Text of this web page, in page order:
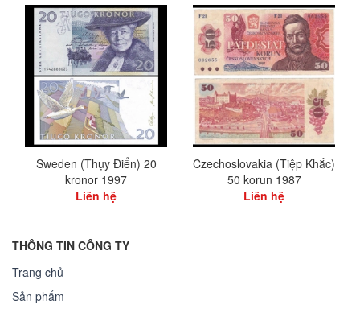
Sweden (Thụy Điển) 20
kronor 1997
Liên hệ
Czechoslovakia (Tiệp Khắc)
50 korun 1987
Liên hệ
THÔNG TIN CÔNG TY
Trang chủ
Sản phẩm